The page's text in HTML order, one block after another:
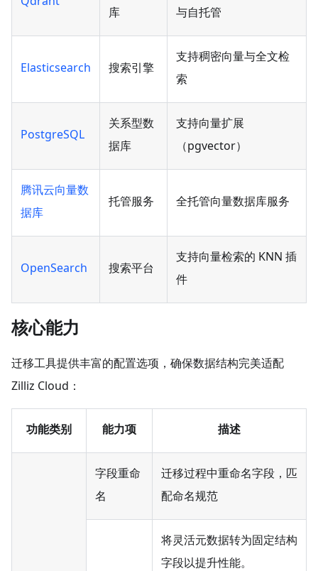
库
与自托管
Elasticsearch 搜索引擎
支持稠密向量与全文检
索
PostgreSQL
关系型数
据库
支持向量扩展
（pgvector）
腾讯云向量数
据库
托管服务 全托管向量数据库服务
OpenSearch 搜索平台
支持向量检索的 KNN 插
件
核心能力
迁移工具提供丰富的配置选项，确保数据结构完美适配
Zilliz Cloud：
功能类别 能力项 描述
字段重命
名
迁移过程中重命名字段，匹
配命名规范
将灵活元数据转为固定结构
字段以提升性能。